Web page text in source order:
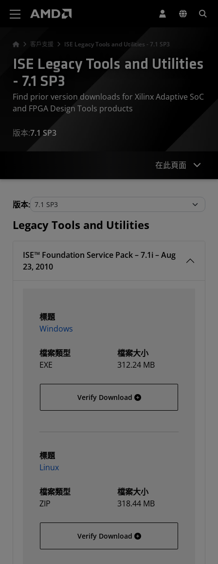
客戶支援 ISE Legacy Tools and Utilities - 7.1 SP3
ISE Legacy Tools and Utilities
- 7.1 SP3
Find prior version downloads for Xilinx Adaptive SoC
and FPGA Design Tools products
版本:7.1 SP3
在此頁面
Legacy Tools and Utilities
版本:
Legacy Tools and Utilities
ISE™ Foundation Service Pack – 7.1i – Aug
23, 2010
標題
Windows
檔案類型
EXE
檔案大小
312.24 MB
Verify Download Windows
標題
Linux
檔案類型
ZIP
檔案大小
318.44 MB
Verify Download Linux